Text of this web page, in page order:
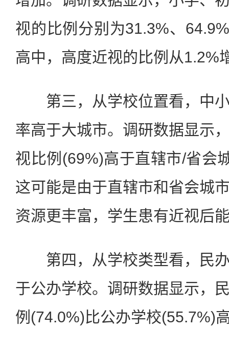
视的比例分别为31.3%、
高中，高度近视的比例从1.2%
第三，从学校位置看，中小
率高于大城市。调研数据显示
视比例(69%)高于直辖市/省会
这可能是由于直辖市和省会城
资源更丰富，学生患有近视后
第四，从学校类型看，民办
于公办学校。调研数据显示，
例(74.0%)比公办学校(55.7%)